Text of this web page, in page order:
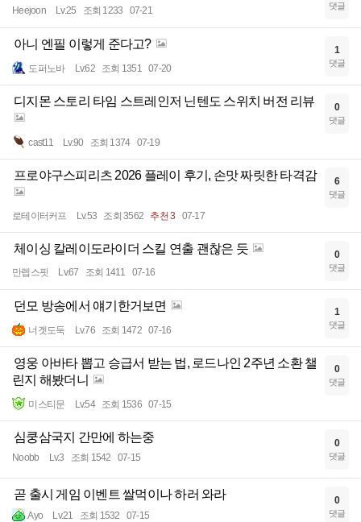
Heejoon Lv.25 조회 1233 07-21 댓글
아니 엔필 이렇게 준다고?
도퍼노바 Lv.62 조회 1351 07-20
1
댓글
디지몬 스토리 타임 스트레인저 닌텐도 스위치 버전 리뷰
cast11 Lv.90 조회 1374 07-19
0
댓글
프로야구스피리츠 2026 플레이 후기, 손맛 짜릿한 타격감
로테이터커프 Lv.53 조회 3562 추천 3 07-17
6
댓글
체이싱 칼레이도라이더 스킬 연출 괜찮은 듯
만렙스핏 Lv.67 조회 1411 07-16
0
댓글
던모 방송에서 얘기한거보면
너겟도둑 Lv.76 조회 1472 07-16
1
댓글
영웅 아바타 뽑고 승급서 받는 법, 로드나인 2주년 소환 챌
린지 해봤더니
미스티문 Lv.54 조회 1536 07-15
0
댓글
심쿵삼국지 간만에 하는중
Noobb Lv.3 조회 1542 07-15
0
댓글
곧 출시 게임 이벤트 쌀먹이나 하러 와라
Ayo Lv.21 조회 1532 07-15
0
댓글